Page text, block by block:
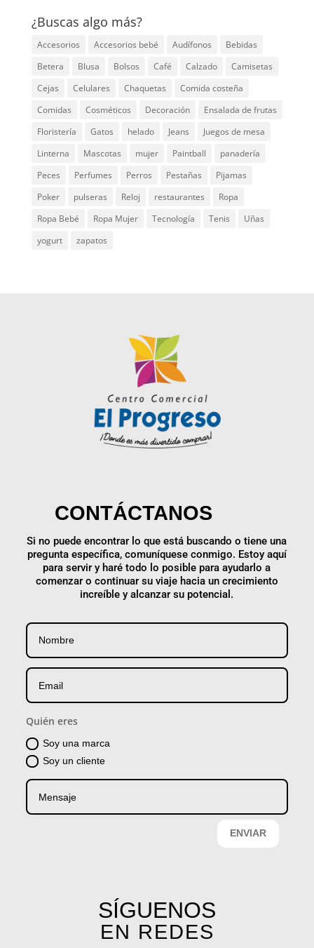
¿Buscas algo más?
Accesorios Accesorios bebé Audífonos
Bebidas
Betera
Blusa Bolsos Café Calzado
Camisetas
Cejas
Celulares Chaquetas
Comida costeña
Comidas
Cosméticos Decoración
Ensalada de frutas
Floristería
Gatos helado Jeans
Juegos de mesa
Linterna
Mascotas mujer Paintball
panadería
Peces
Perfumes Perros Pestañas
Pijamas
Poker
pulseras Reloj restaurantes
Ropa
Ropa Bebé
Ropa Mujer Tecnología Tenis
Uñas
yogurt
zapatos
CONTÁCTANOS
Si no puede encontrar lo que está buscando o tiene una
pregunta específica, comuníquese conmigo. Estoy aquí
para servir y haré todo lo posible para ayudarlo a
comenzar o continuar su viaje hacia un crecimiento
increíble y alcanzar su potencial.
Quién eres
Soy una marca
Soy un cliente
ENVIAR
SÍGUENOS
EN REDES